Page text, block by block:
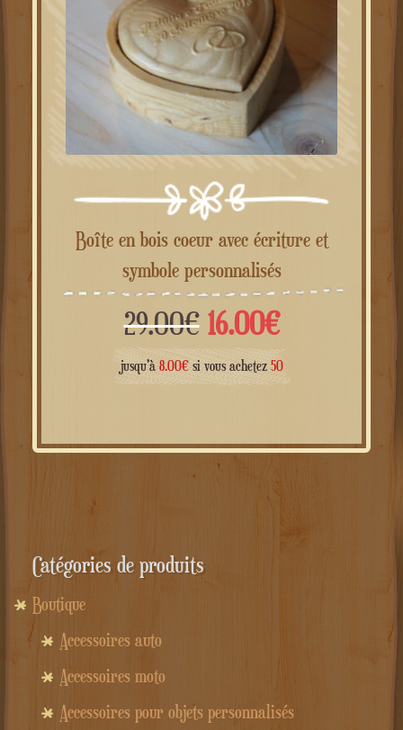
Boîte en bois coeur avec écriture et
symbole personnalisés
29.00€ Le
prix
était :
29.00€.
16.00€Le
prix
est :
jusqu'à 8.00€si vous achetez 50
Catégories de produits
Boutique
Accessoires auto
Accessoires moto
Accessoires pour objets personnalisés